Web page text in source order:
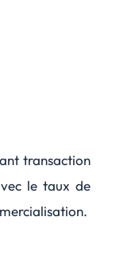
transaction
le taux de